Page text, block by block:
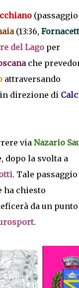
(passaggio
(13:36,
del Lagoper
che
attraversando
direzione di
via Nazario
dopo la svolta a
. Tale passaggio
ha chiesto
da un
.